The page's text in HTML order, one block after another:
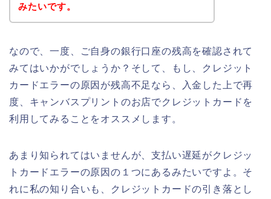
みたいです。
なので、一度、ご自身の銀行口座の残高を確認されて
みてはいかがでしょうか？そして、もし、クレジット
カードエラーの原因が残高不足なら、入金した上で再
度、キャンバスプリントのお店でクレジットカードを
利用してみることをオススメします。
あまり知られてはいませんが、支払い遅延がクレジッ
トカードエラーの原因の１つにあるみたいですよ。そ
れに私の知り合いも、クレジットカードの引き落とし